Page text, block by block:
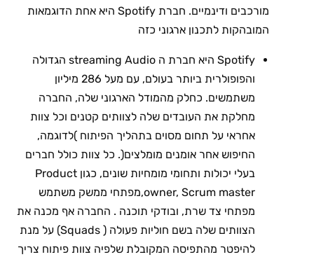
מורכבים ודינמיים. חברת Spotify היא אחת הדוגמאות
המובהקות לתכנון ארגוני כזה
Spotify היא חברת ה streaming Audio הגדולה
והפופולרית ביותר בעולם, עם מעל 286 מיליון
משתמשים. כחלק מהמודל הארגוני שלה, החברה
מחלקת את העובדים שלה לצוותים קטנים וכל צוות
אחראי על תחום מסוים בתהליך הפיתוח )לדוגמה,
החיפוש אחר אומנים מומלצים(. כל צוות כולל חברים
בעלי יכולות ותחומי מומחיות שונים, כגון Product
owner, Scrum master,מפתחי ממשק משתמש
מפתחי צד שרת, ובודקי תוכנה . החברה אף מכנה את
הצוותים שלה בשם חוליות פעולה ( Squads) על מנת
להיפטר מהתפיסה המקובלת שלפיה צוות פיתוח צריך